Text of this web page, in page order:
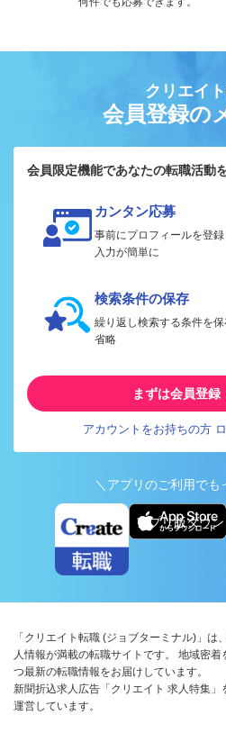
クリエイ
会員登録の
会員限定機能であなたの転職活動
カンタン応募
事前にプロフィールを登
入力が簡単に
検索条件の保存
繰り返し検索する条件を
省略
まずは会員登録
アカウントをお持ちの方
＼アプリのご利用でも
アプリ版ダウ
「クリエイト転職 (ジョブターミナル)」
人情報が満載の転職サイトです。 地域密
つ最新の転職情報をお届けしています。
新聞折込求人広告「クリエイト 求人特集
運営しています。